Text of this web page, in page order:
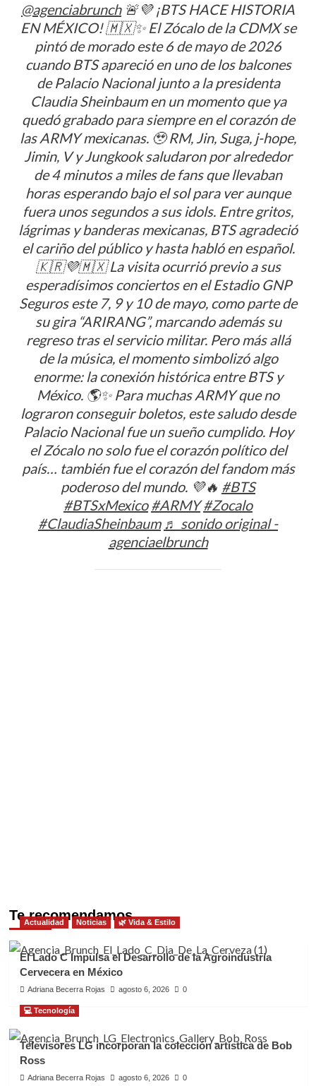
@agenciabrunch🚨💜 ¡BTS HACE HISTORIA
EN MÉXICO! 🇲🇽✨ El Zócalo de la CDMX se
pintó de morado este 6 de mayo de 2026
cuando BTS apareció en uno de los balcones
de Palacio Nacional junto a la presidenta
Claudia Sheinbaum en un momento que ya
quedó grabado para siempre en el corazón de
las ARMY mexicanas. 🥹 RM, Jin, Suga, j-hope,
Jimin, V y Jungkook saludaron por alrededor
de 4 minutos a miles de fans que llevaban
horas esperando bajo el sol para ver aunque
fuera unos segundos a sus idols. Entre gritos,
lágrimas y banderas mexicanas, BTS agradeció
el cariño del público y hasta habló en español.
🇰🇷💜🇲🇽 La visita ocurrió previo a sus
esperadísimos conciertos en el Estadio GNP
Seguros este 7, 9 y 10 de mayo, como parte de
su gira “ARIRANG”, marcando además su
regreso tras el servicio militar. Pero más allá
de la música, el momento simbolizó algo
enorme: la conexión histórica entre BTS y
México. 🌎✨ Para muchas ARMY que no
lograron conseguir boletos, este saludo desde
Palacio Nacional fue un sueño cumplido. Hoy
el Zócalo no solo fue el corazón político del
país… también fue el corazón del fandom más
poderoso del mundo. 💜🔥 #BTS
#BTSxMexico #ARMY #Zocalo
#ClaudiaSheinbaum ♬ sonido original -
agenciaelbrunch
Te recomendamos
Actualidad Noticias 🌿 Vida & Estilo
El Lado C Impulsa el Desarrollo de la Agroindustria
Cervecera en México
Adriana Becerra Rojas agosto 6, 2026 0
💻 Tecnología
Televisores LG incorporan la colección artística de Bob
Ross
Adriana Becerra Rojas agosto 6, 2026 0